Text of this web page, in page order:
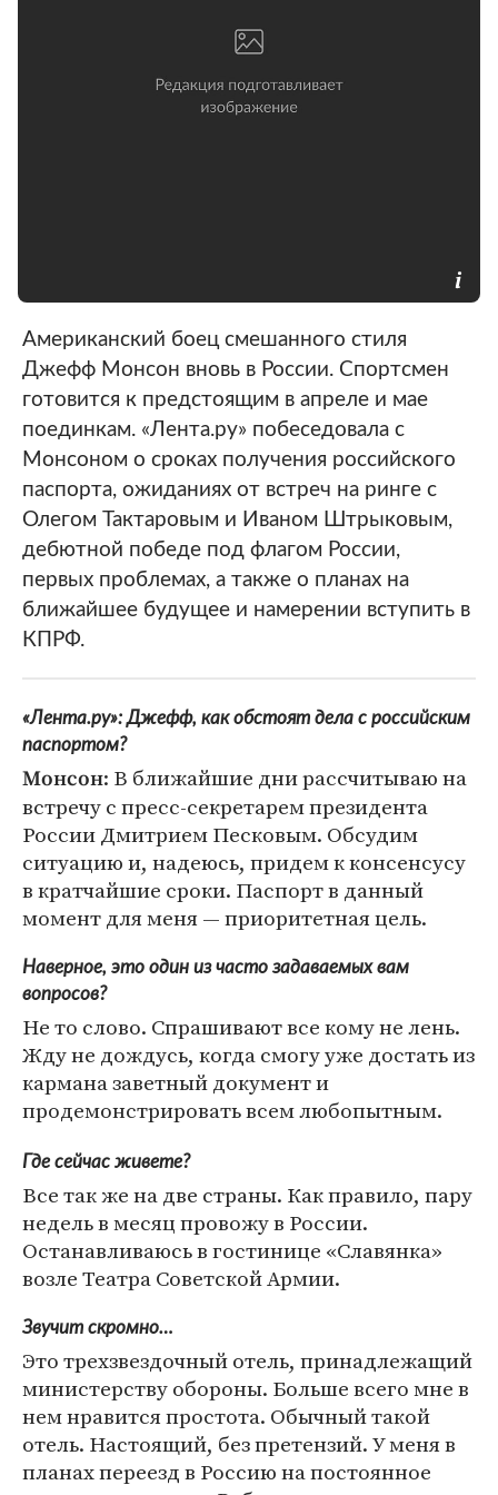
Американский боец смешанного стиля
Джефф Монсон вновь в России. Спортсмен
готовится к предстоящим в апреле и мае
поединкам. «Лента.ру» побеседовала с
Монсоном о сроках получения российского
паспорта, ожиданиях от встреч на ринге с
Олегом Тактаровым и Иваном Штрыковым,
дебютной победе под флагом России,
первых проблемах, а также о планах на
ближайшее будущее и намерении вступить в
КПРФ.
«Лента.ру»: Джефф, как обстоят дела с российским
паспортом?
Монсон: В ближайшие дни рассчитываю на
встречу с пресс-секретарем президента
России Дмитрием Песковым. Обсудим
ситуацию и, надеюсь, придем к консенсусу
в кратчайшие сроки. Паспорт в данный
момент для меня — приоритетная цель.
Наверное, это один из часто задаваемых вам
вопросов?
Не то слово. Спрашивают все кому не лень.
Жду не дождусь, когда смогу уже достать из
кармана заветный документ и
продемонстрировать всем любопытным.
Где сейчас живете?
Все так же на две страны. Как правило, пару
недель в месяц провожу в России.
Останавливаюсь в гостинице «Славянка»
возле Театра Советской Армии.
Звучит скромно…
Это трехзвездочный отель, принадлежащий
министерству обороны. Больше всего мне в
нем нравится простота. Обычный такой
отель. Настоящий, без претензий. У меня в
планах переезд в Россию на постоянное